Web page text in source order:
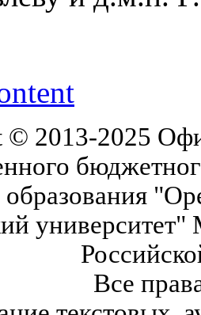
2013-2025
университет"
Все